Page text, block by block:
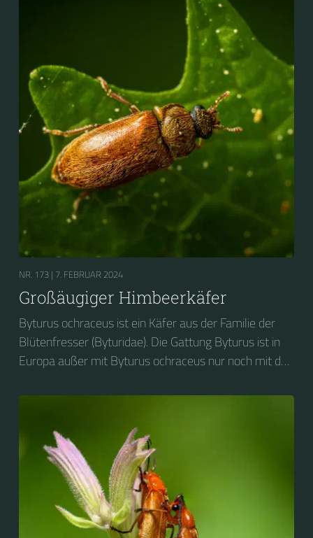
NR. 173 | 7. FEBRUAR 2024
Großäugiger Himbeerkäfer
Byturus ochraceus ist ein Käfer aus der Familie der
Blütenfresser (Byturidae). Die Gattung Byturus ist in
Europa außer mit Byturus ochraceus nur noch mit der